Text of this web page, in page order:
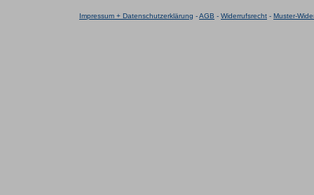
Impressum + Datenschutzerklärung -AGB - Widerrufsrecht - Muster-